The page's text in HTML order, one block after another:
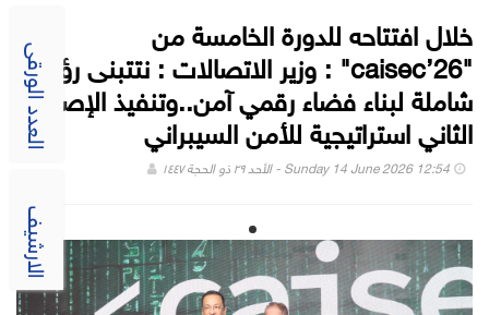
العدد الورقى
الارشيف
خلال افتتاحه للدورة الخامسة من
"caisec’26" : وزير الاتصالات : نتتبنى رؤية
شاملة لبناء فضاء رقمي آمن..وتنفيذ الإصدار
الثاني استراتيجية للأمن السيبراني
Sunday 14 June 2026 12:54 - الأحد ٢٩ ذو الحجة ١٤٤٧